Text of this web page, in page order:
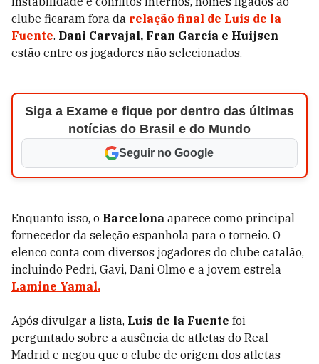
clube ficaram fora da relação final de Luis de la
Fuente. Dani Carvajal, Fran García e Huijsen
estão entre os jogadores não selecionados.
Siga a Exame e fique por dentro das últimas
notícias do Brasil e do Mundo
Seguir no Google
Enquanto isso, o Barcelona aparece como principal
fornecedor da seleção espanhola para o torneio. O
elenco conta com diversos jogadores do clube catalão,
incluindo Pedri, Gavi, Dani Olmo e a jovem estrela
Lamine Yamal.
Após divulgar a lista, Luis de la Fuente foi
perguntado sobre a ausência de atletas do Real
Madrid e negou que o clube de origem dos atletas